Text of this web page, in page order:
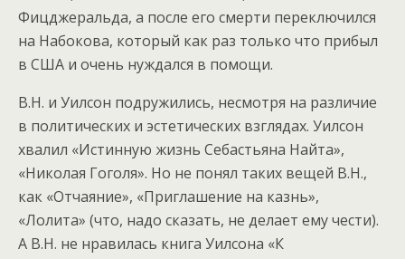
Фицджеральда, а после его смерти переключился
на Набокова, который как раз только что прибыл
в США и очень нуждался в помощи.
В.Н. и Уилсон подружились, несмотря на различие
в политических и эстетических взглядах. Уилсон
хвалил «Истинную жизнь Себастьяна Найта»,
«Николая Гоголя». Но не понял таких вещей В.Н.,
как «Отчаяние», «Приглашение на казнь»,
«Лолита» (что, надо сказать, не делает ему чести).
А В.Н. не нравилась книга Уилсона «К